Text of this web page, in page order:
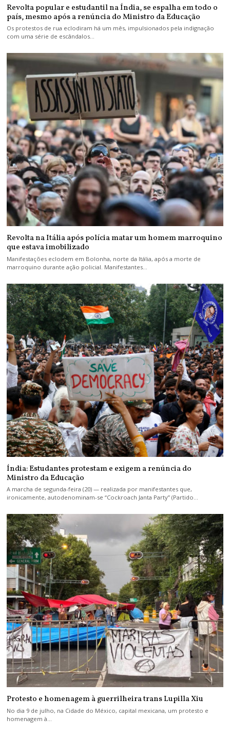
Revolta popular e estudantil na Índia, se espalha em todo o
país, mesmo após a renúncia do Ministro da Educação
Os protestos de rua eclodiram há um mês, impulsionados pela indignação
com uma série de escândalos…
Revolta na Itália após polícia matar um homem marroquino
que estava imobilizado
Manifestações eclodem em Bolonha, norte da Itália, após a morte de
marroquino durante ação policial. Manifestantes…
Índia: Estudantes protestam e exigem a renúncia do
Ministro da Educação
A marcha de segunda-feira (20) — realizada por manifestantes que,
ironicamente, autodenominam-se “Cockroach Janta Party” (Partido…
Protesto e homenagem à guerrilheira trans Lupilla Xiu
No dia 9 de julho, na Cidade do México, capital mexicana, um protesto e
homenagem à…